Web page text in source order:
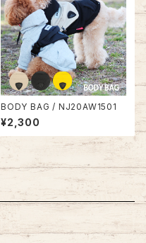
BODY BAG / NJ20AW1501
¥2,300